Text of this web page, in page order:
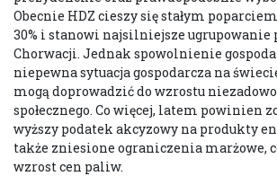
Obecnie HDZ cieszy się stałym
30% i stanowi najsilniejsze ugrupowanie
Chorwacji. Jednak spowolnienie
niepewna sytuacja gospodarcza na
mogą doprowadzić do wzrostu
społecznego. Co więcej, latem powinien
wyższy podatek akcyzowy na produkty
także zniesione ograniczenia marżowe,
wzrost cen paliw.